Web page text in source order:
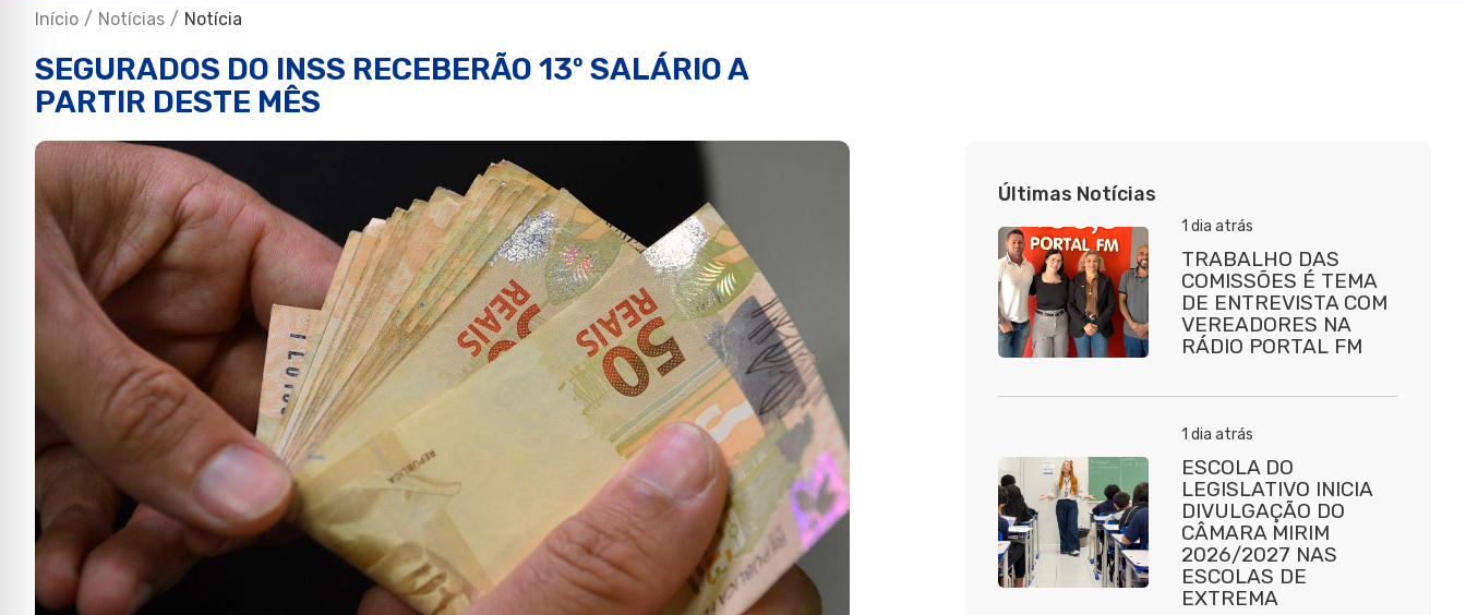
Início / Notícias / Notícia
SEGURADOS DO INSS RECEBERÃO 13º SALÁRIO A
PARTIR DESTE MÊS
Últimas Notícias
1 dia atrás
TRABALHO DAS
COMISSÕES É TEMA
DE ENTREVISTA COM
VEREADORES NA
RÁDIO PORTAL FM
1 dia atrás
ESCOLA DO
LEGISLATIVO INICIA
DIVULGAÇÃO DO
CÂMARA MIRIM
2026/2027 NAS
ESCOLAS DE
EXTREMA